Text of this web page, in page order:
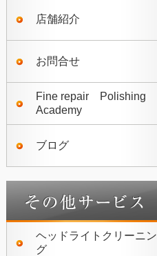
店舗紹介
お問合せ
Fine repair Polishing
Academy
ブログ
ヘッドライトクリーニン
グ